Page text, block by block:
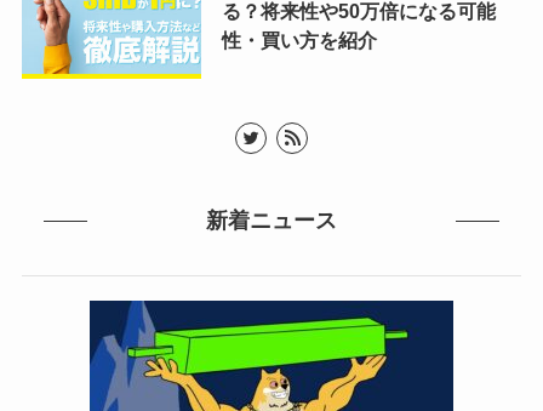
る？将来性や50万倍になる可能
性・買い方を紹介
新着ニュース